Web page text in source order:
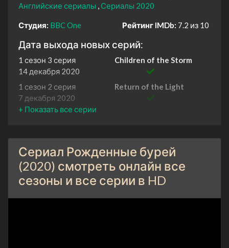
Английские сериалы
Сериалы 2020
Студия: BBC One Рейтинг IMDb: 7.2 из 10
Дата выхода новых серий:
1 сезон 3 серия
Children of the Storm
14 декабря 2020
1 сезон 2 серия
Return of the Light
7 декабря 2020
1 сезон 1 серия
Сериал Рожденные бурей
(2020) смотреть онлайн все
сезоны и все серии в HD